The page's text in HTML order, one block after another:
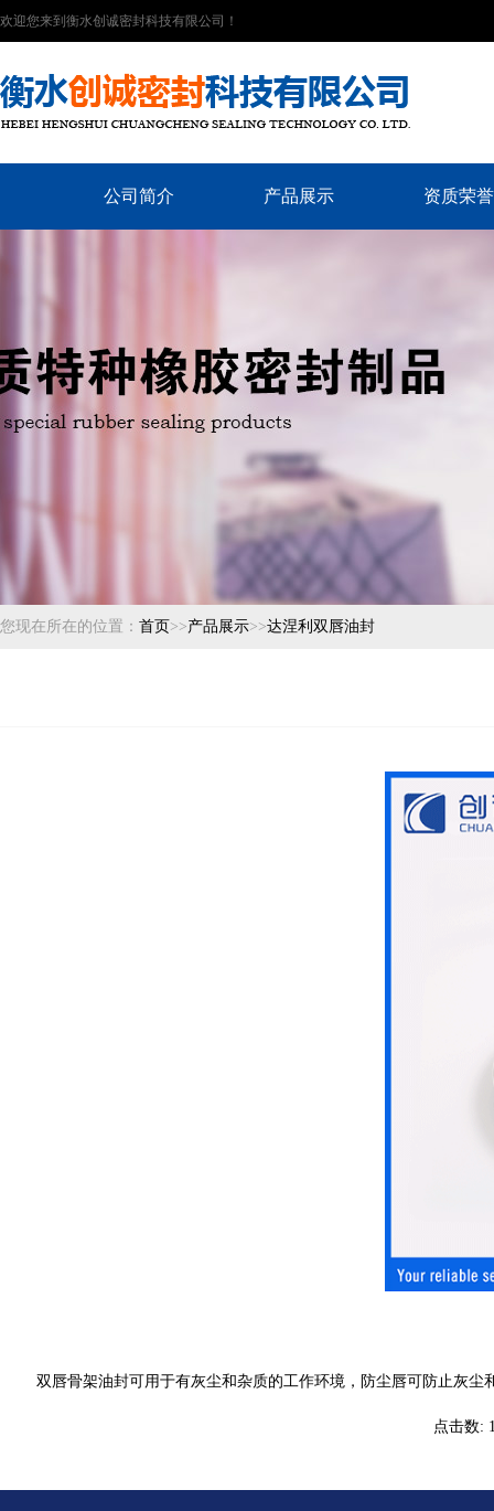
欢迎您来到衡水创诚密封科技有限公司！
公司简介 产品展示 资质荣誉
您现在所在的位置： 首页>>产品展示>>达涅利双唇油封
双唇骨架油封可用于有灰尘和杂质的工作环境，防尘唇可防止灰
点击数: